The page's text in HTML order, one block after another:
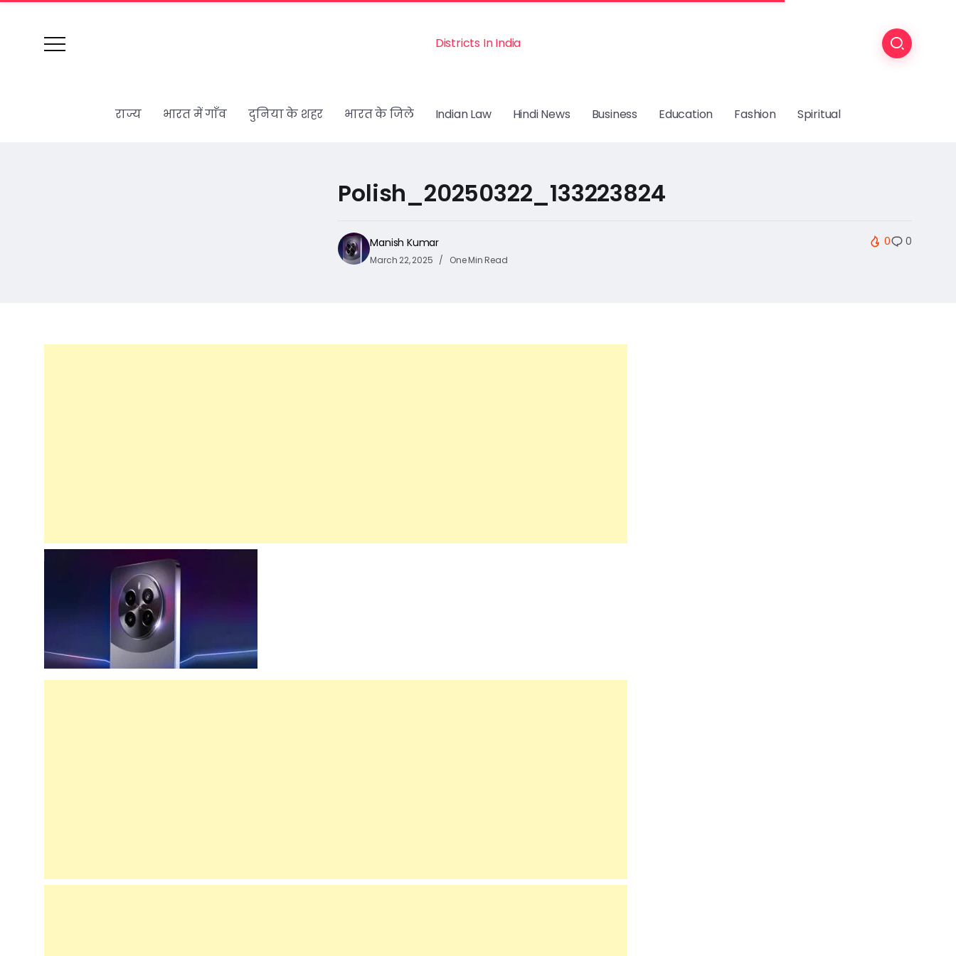
Districts In India
राज्य भारत में गाँव दुनिया के शहर भारत के जिले Indian Law Hindi News Business Education Fashion Spiritual
Polish_20250322_133223824
Manish Kumar
March 22, 2025 One Min Read
0 0